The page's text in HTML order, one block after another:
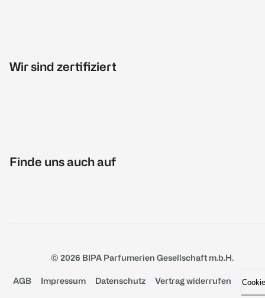
Wir sind zertifiziert
Finde uns auch auf
© 2026 BIPA Parfumerien Gesellschaft m.b.H.
AGB Impressum Datenschutz Vertrag widerrufen